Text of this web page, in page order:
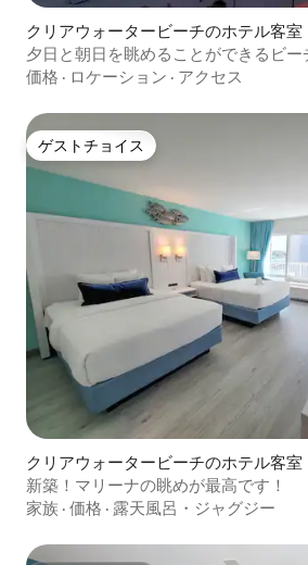
クリアウォータービーチのホテル客室
夕日と朝日を眺めることができるビー
価格 · ロケーション · アクセス
ゲストチョイス
ゲストチョイス
クリアウォータービーチのホテル客室
新築！マリーナの眺めが最高です！
家族 · 価格 · 露天風呂・ジャグジー